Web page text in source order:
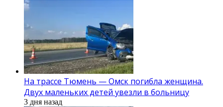
На трассе Тюмень — Омск погибла женщина.
Двух маленьких детей увезли в больницу
3 дня назад